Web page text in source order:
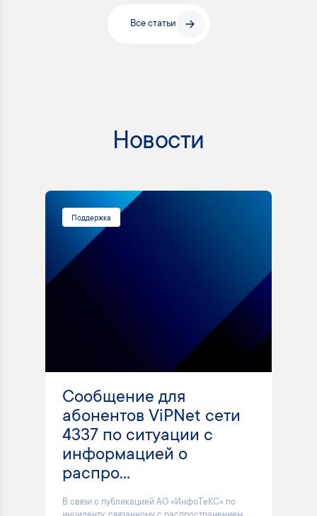
Все статьи
Новости
Поддержка
Сообщение для
абонентов ViPNet сети
4337 по ситуации с
информацией о
распро...
В связи с публикацией АО «ИнфоТеКС» по